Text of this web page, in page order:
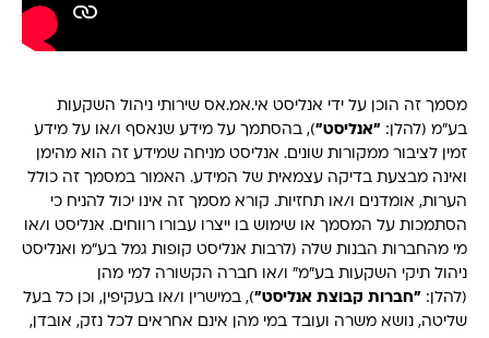
מסמך זה הוכן על ידי אנליסט אי.אמ.אס שירותי ניהול השקעות
בע"מ (להלן: "אנליסט"), בהסתמך על מידע שנאסף ו/או על מידע
זמין לציבור ממקורות שונים. אנליסט מניחה שמידע זה הוא מהימן
ואינה מבצעת בדיקה עצמאית של המידע. האמור במסמך זה כולל
הערות, אומדנים ו/או תחזיות. קורא מסמך זה אינו יכול להניח כי
הסתמכות על המסמך או שימוש בו ייצרו עבורו רווחים. אנליסט ו/או
מי מהחברות הבנות שלה (לרבות אנליסט קופות גמל בע"מ ואנליסט
ניהול תיקי השקעות בע"מ" ו/או חברה הקשורה למי מהן
(להלן: "חברות קבוצת אנליסט"), במישרין ו/או בעקיפין, וכן כל בעל
שליטה, נושא משרה ועובד במי מהן אינם אחראים לכל נזק, אובדן,